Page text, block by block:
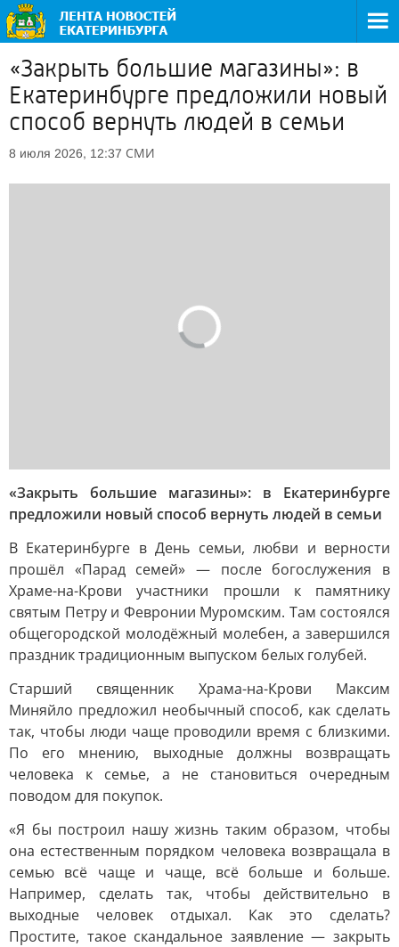
«Закрыть большие магазины»: в
Екатеринбурге предложили новый
способ вернуть людей в семьи
8 июля 2026, 12:37 СМИ
«Закрыть большие магазины»: в Екатеринбурге
предложили новый способ вернуть людей в семьи
В Екатеринбурге в День семьи, любви и верности
прошёл «Парад семей» — после богослужения в
Храме-на-Крови участники прошли к памятнику
святым Петру и Февронии Муромским. Там состоялся
общегородской молодёжный молебен, а завершился
праздник традиционным выпуском белых голубей.
Старший священник Храма-на-Крови Максим
Миняйло предложил необычный способ, как сделать
так, чтобы люди чаще проводили время с близкими.
По его мнению, выходные должны возвращать
человека к семье, а не становиться очередным
поводом для покупок.
«Я бы построил нашу жизнь таким образом, чтобы
она естественным порядком человека возвращала в
семью всё чаще и чаще, всё больше и больше.
Например, сделать так, чтобы действительно в
выходные человек отдыхал. Как это сделать?
Простите, такое скандальное заявление — закрыть